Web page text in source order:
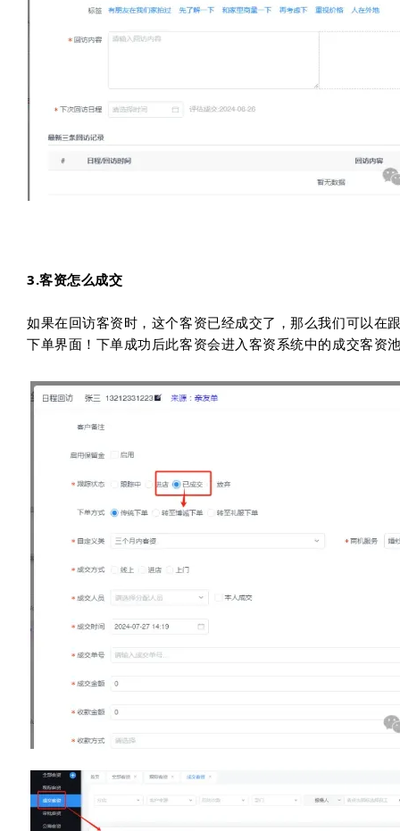
3.客资怎么成交
如果在回访客资时，这个客资已经成交了，那么我们可以在
下单界面！下单成功后此客资会进入客资系统中的成交客资